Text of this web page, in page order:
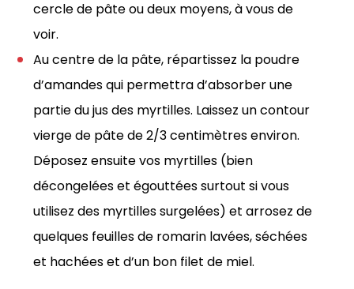
cercle de pâte ou deux moyens, à vous de
voir.
Au centre de la pâte, répartissez la poudre
d’amandes qui permettra d’absorber une
partie du jus des myrtilles. Laissez un contour
vierge de pâte de 2/3 centimètres environ.
Déposez ensuite vos myrtilles (bien
décongelées et égouttées surtout si vous
utilisez des myrtilles surgelées) et arrosez de
quelques feuilles de romarin lavées, séchées
et hachées et d’un bon filet de miel.